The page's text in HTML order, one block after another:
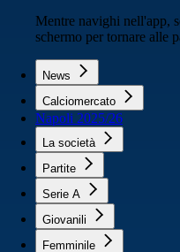
Mentre navighi nell'app,
schermo per tornare alle
News
Calciomercato
Napoli 2025/26
La società
Partite
Serie A
Giovanili
Femminile